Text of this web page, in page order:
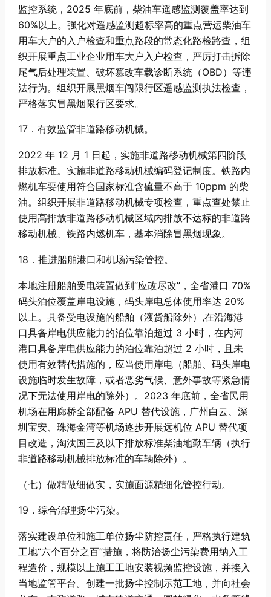
监控系统，2025 年底前，柴油车遥感监测覆盖率达到
60%以上。强化对遥感监测超标率高的重点营运柴油车
用车大户的入户检查和重点路段的常态化路检路查，组
织开展重点工业企业用车大户入户检查，严厉打击拆除
尾气后处理装置、破坏篡改车载诊断系统（OBD）等违
法行为。组织开展黑烟车闯限行区遥感监测执法检查，
严格落实冒黑烟限行区要求。
17．有效监管非道路移动机械。
2022 年 12 月 1 日起，实施非道路移动机械第四阶段
排放标准。实施非道路移动机械编码登记制度。铁路内
燃机车要使用符合国家标准含硫量不高于 10ppm 的柴
油。组织开展非道路移动机械专项检查，重点查处禁止
使用高排放非道路移动机械区域内排放不达标的非道路
移动机械、铁路内燃机车，基本消除冒黑烟现象。
18．推进船舶港口和机场污染管控。
本地注册船舶受电装置做到“应改尽改”，全省港口 70%
码头泊位覆盖岸电设施，码头岸电总体使用率达 20%
以上。具备受电设施的船舶（液货船除外）,在沿海港
口具备岸电供应能力的泊位靠泊超过 3 小时，在内河
港口具备岸电供应能力的泊位靠泊超过 2 小时，且未
使用有效替代措施的，应当使用岸电（船舶、码头岸电
设施临时发生故障，或者恶劣气候、意外事故等紧急情
况下无法使用岸电的除外）。2023 年底前，全省民用
机场在用廊桥全部配备 APU 替代设施，广州白云、深
圳宝安、珠海金湾等机场逐步开展远机位 APU 替代项
目改造，淘汰国三及以下排放标准柴油地勤车辆（执行
非道路移动机械排放标准的车辆除外）。
（七）做精做细做实，实施面源精细化管控行动。
19．综合治理扬尘污染。
落实建设单位和施工单位扬尘防控责任，严格执行建筑
工地“六个百分之百”措施，将防治扬尘污染费用纳入工
程造价，规模以上施工工地安装视频监控设施，并接入
当地监管平台。创建一批扬尘控制示范工地，并向社会